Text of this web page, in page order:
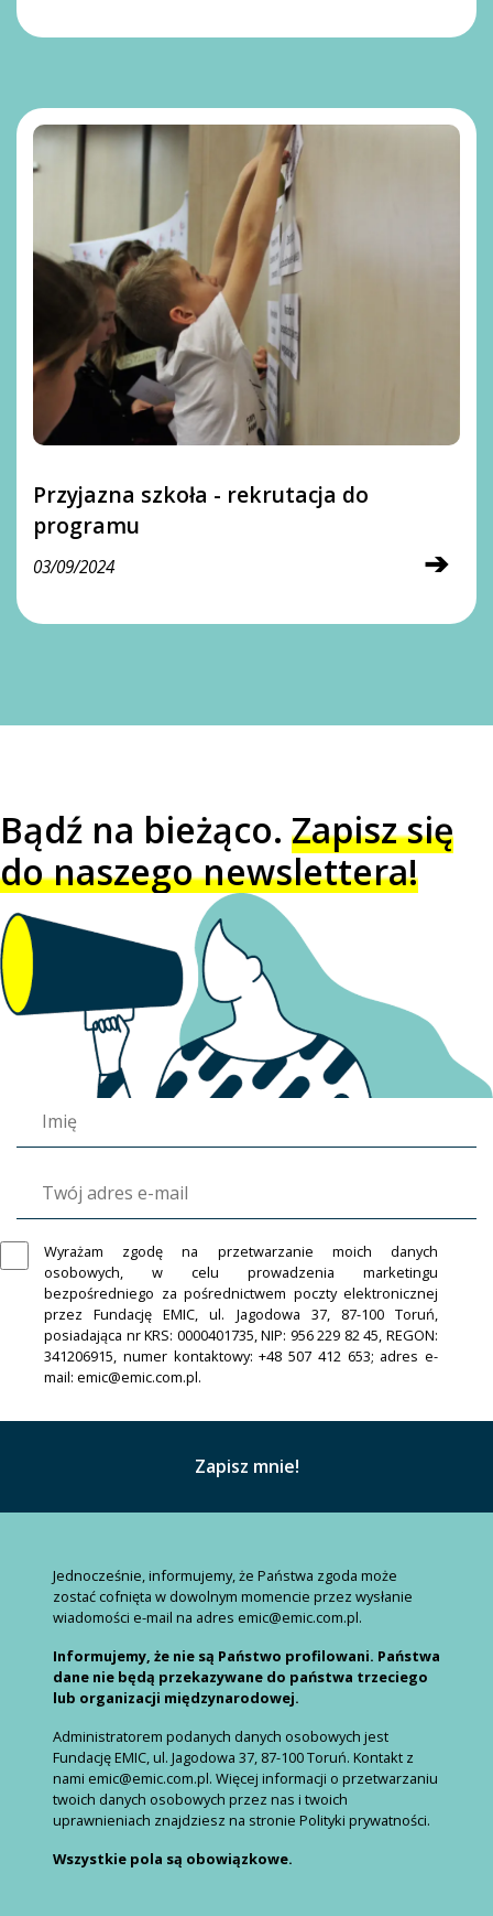
Przyjazna szkoła - rekrutacja do
programu
➔
03/09/2024
Bądź na bieżąco. Zapisz się
do naszego newslettera!
Wyrażam zgodę na przetwarzanie moich danych
osobowych, w celu prowadzenia marketingu
bezpośredniego za pośrednictwem poczty elektronicznej
przez Fundację EMIC, ul. Jagodowa 37, 87-100 Toruń,
posiadająca nr KRS: 0000401735, NIP: 956 229 82 45, REGON:
341206915, numer kontaktowy: +48 507 412 653; adres e-
mail: emic@emic.com.pl.
Jednocześnie, informujemy, że Państwa zgoda może
zostać cofnięta w dowolnym momencie przez wysłanie
wiadomości e-mail na adres emic@emic.com.pl.
Informujemy, że nie są Państwo profilowani. Państwa
dane nie będą przekazywane do państwa trzeciego
lub organizacji międzynarodowej.
Administratorem podanych danych osobowych jest
Fundację EMIC, ul. Jagodowa 37, 87-100 Toruń. Kontakt z
nami emic@emic.com.pl. Więcej informacji o przetwarzaniu
twoich danych osobowych przez nas i twoich
uprawnieniach znajdziesz na stronie Polityki prywatności.
Wszystkie pola są obowiązkowe.